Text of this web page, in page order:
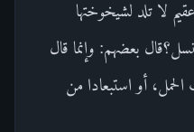
لا تلد لشيخوختها
بعضهم: وإنما قال
أو استبعادا من